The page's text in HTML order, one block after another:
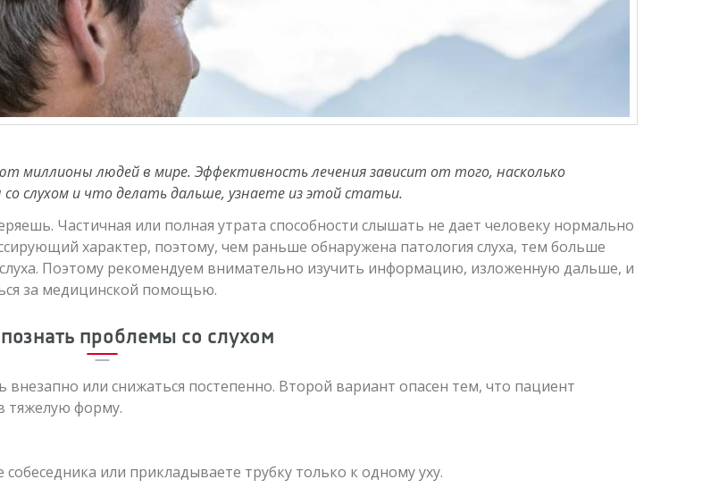
миллионы людей в мире. Эффективность лечения зависит от того, насколько
слухом и что делать дальше, узнаете из этой статьи.
Частичная или полная утрата способности слышать не дает человеку нормально
характер, поэтому, чем раньше обнаружена патология слуха, тем больше
Поэтому рекомендуем внимательно изучить информацию, изложенную дальше, и
за медицинской помощью.
проблемы со слухом
или снижаться постепенно. Второй вариант опасен тем, что пациент
тяжелую форму.
или прикладываете трубку только к одному уху.